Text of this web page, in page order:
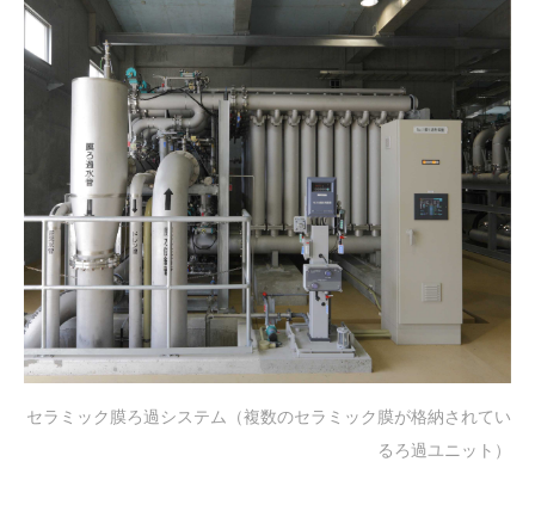
セラミック膜ろ過システム（複数のセラミック膜が格納されてい
るろ過ユニット）